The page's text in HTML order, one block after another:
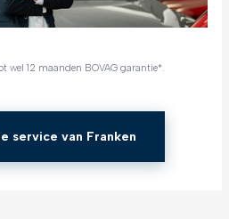
wel 12 maanden BOVAG garantie*.
service van Franken